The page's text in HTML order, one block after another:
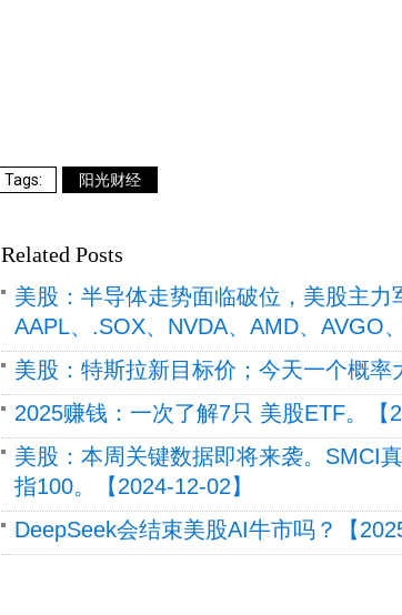
阳光财经
Related Posts
美股：半导体走势面临破位，美股主力
AAPL、.SOX、NVDA、AMD、AVGO
美股：特斯拉新目标价；今天一个概率
2025赚钱：一次了解7只 美股ETF。【
美股：本周关键数据即将来袭。SMCI
指100。【2024-12-02】
DeepSeek会结束美股AI牛市吗？【